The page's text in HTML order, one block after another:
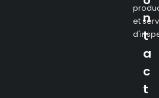
et n
t
a
c
t